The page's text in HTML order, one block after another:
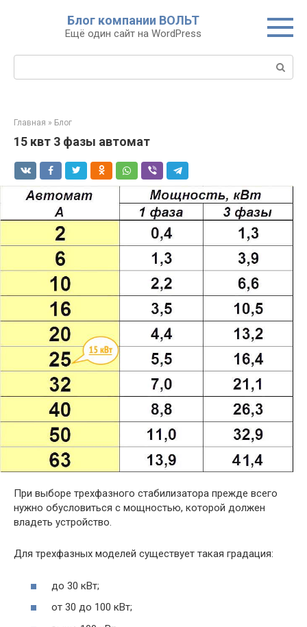
Блог компании ВОЛЬТ
Ещё один сайт на WordPress
Поиск:
Главная » Блог
15 квт 3 фазы автомат
При выборе трехфазного стабилизатора прежде всего
нужно обусловиться с мощностью, которой должен
владеть устройство.
Для трехфазных моделей существует такая градация:
до 30 кВт;
от 30 до 100 кВт;